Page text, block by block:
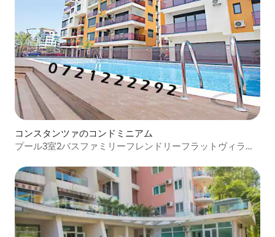
コンスタンツァのコンドミニアム
プール3室2バスファミリーフレンドリーフラットヴィラソ